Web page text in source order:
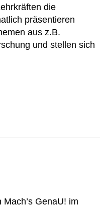
die
präsentieren
aus z.B.
und stellen sich
GenaU! im